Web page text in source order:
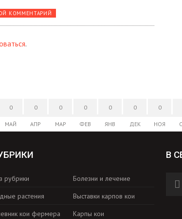
КОММЕНТАРИЙ
.
0
МАЙ
0
АПР
0
МАР
0
ФЕВ
0
ЯНВ
0
ДЕК
0
НОЯ
рубрики
Болезни и лечение
растения
Выставки карпов кои
кои фермера
Карпы кои
В